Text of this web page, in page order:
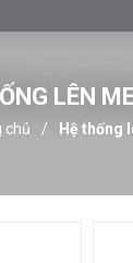
LÊN
chủ Hệ thống